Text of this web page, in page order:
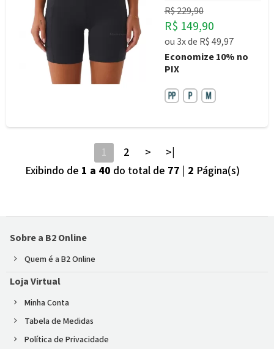
R$ 229,90
R$ 149,90
ou3xde R$ 49,97
Economize10% no
PIX
1 2 >
>|
Exibindo de 1 a 40 do total de 77 | 2 Página(s)
Sobre a B2 Online
Quem é a B2 Online
Loja Virtual
Minha Conta
Tabela de Medidas
Política de Privacidade